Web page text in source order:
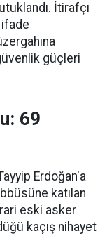
İtirafçı
ifade
güçleri
69
Erdoğan'a
katılan
eski asker
kaçış nihayet